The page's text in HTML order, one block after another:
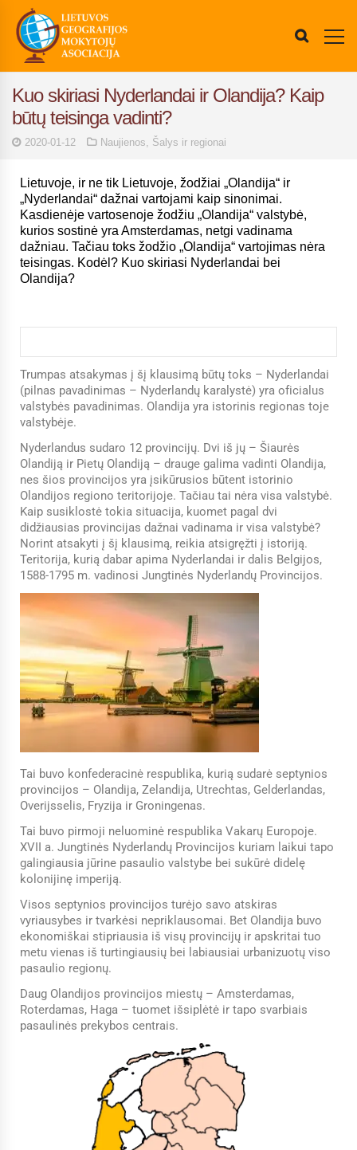
Kuo skiriasi Nyderlandai ir Olandija? Kaip
būtų teisinga vadinti?
2020-01-12 Naujienos, Šalys ir regionai
Lietuvoje, ir ne tik Lietuvoje, žodžiai „Olandija“ ir
„Nyderlandai“ dažnai vartojami kaip sinonimai.
Kasdienėje vartosenoje žodžiu „Olandija“ valstybė,
kurios sostinė yra Amsterdamas, netgi vadinama
dažniau. Tačiau toks žodžio „Olandija“ vartojimas nėra
teisingas. Kodėl? Kuo skiriasi Nyderlandai bei
Olandija?
Trumpas atsakymas į šį klausimą būtų toks – Nyderlandai
(pilnas pavadinimas – Nyderlandų karalystė) yra oficialus
valstybės pavadinimas. Olandija yra istorinis regionas toje
valstybėje.
Nyderlandus sudaro 12 provincijų. Dvi iš jų – Šiaurės
Olandiją ir Pietų Olandiją – drauge galima vadinti Olandija,
nes šios provincijos yra įsikūrusios būtent istorinio
Olandijos regiono teritorijoje. Tačiau tai nėra visa valstybė.
Kaip susiklostė tokia situacija, kuomet pagal dvi
didžiausias provincijas dažnai vadinama ir visa valstybė?
Norint atsakyti į šį klausimą, reikia atsigręžti į istoriją.
Teritorija, kurią dabar apima Nyderlandai ir dalis Belgijos,
1588-1795 m. vadinosi Jungtinės Nyderlandų Provincijos.
Tai buvo konfederacinė respublika, kurią sudarė septynios
provincijos – Olandija, Zelandija, Utrechtas, Gelderlandas,
Overijsselis, Fryzija ir Groningenas.
Tai buvo pirmoji neluominė respublika Vakarų Europoje.
XVII a. Jungtinės Nyderlandų Provincijos kuriam laikui tapo
galingiausia jūrine pasaulio valstybe bei sukūrė didelę
kolonijinę imperiją.
Visos septynios provincijos turėjo savo atskiras
vyriausybes ir tvarkėsi nepriklausomai. Bet Olandija buvo
ekonomiškai stipriausia iš visų provincijų ir apskritai tuo
metu vienas iš turtingiausių bei labiausiai urbanizuotų viso
pasaulio regionų.
Daug Olandijos provincijos miestų – Amsterdamas,
Roterdamas, Haga – tuomet išsiplėtė ir tapo svarbiais
pasaulinės prekybos centrais.